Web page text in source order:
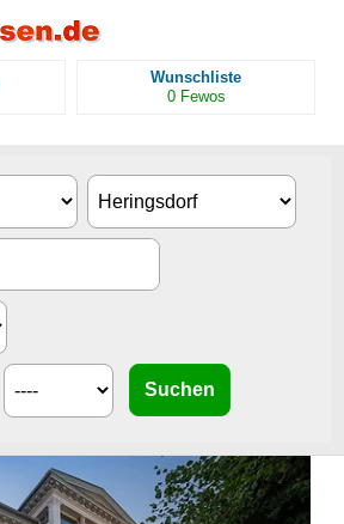
Wunschliste
0 Fewos